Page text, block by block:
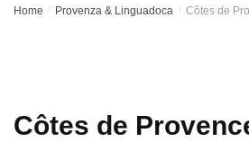
Home / Provenza & Linguadoca / Côtes de
Côtes de